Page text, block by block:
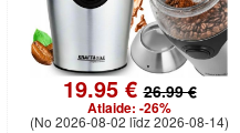
19.95 €26.99 €
Atlaide: -26%
(No 2026-08-02 līdz 2026-08-14)